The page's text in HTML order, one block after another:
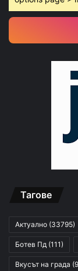
Тагове
Актуално (33795)
Ботев Пд (111)
Вкусът на града